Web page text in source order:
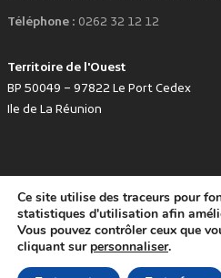
Téléphone : 0262 32 12 12
Territoire de l'Ouest
BP 50049 – 97822 Le Port Cedex
Ile de La Réunion
Développé avec favoritepar le Territoire de
Politique de protection des données
Accessibilité : non conforme
Ce site utilise des traceurs pour
statistiques d'utilisation afin
Vous pouvez contrôler ceux que
cliquant sur personnaliser.